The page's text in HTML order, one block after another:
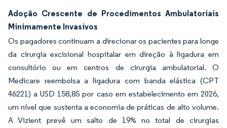
Adoção Crescente de Procedimentos Ambulatoriais
Minimamente Invasivos
Os pagadores continuam a direcionar os pacientes para longe
da cirurgia excisional hospitalar em direção à ligadura em
consultório ou em centros de cirurgia ambulatorial. O
Medicare reembolsa a ligadura com banda elástica (CPT
46221) a USD 158,85 por caso em estabelecimento em 2026,
um nível que sustenta a economia de práticas de alto volume.
A Vizient prevê um salto de 19% no total de cirurgias